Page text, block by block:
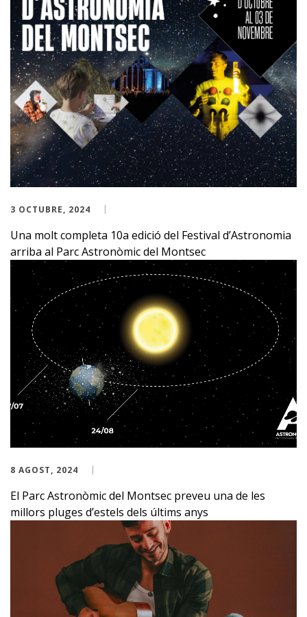
3 OCTUBRE, 2024
Una molt completa 10a edició del Festival d’Astronomia
arriba al Parc Astronòmic del Montsec
8 AGOST, 2024
El Parc Astronòmic del Montsec preveu una de les
millors pluges d’estels dels últims anys